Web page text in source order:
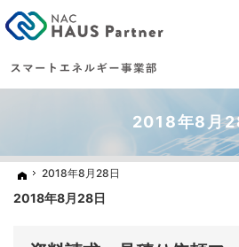
2018年8月
ホーム
2018年8月28日
2018年8月28日
ホーム
2018年8月28日